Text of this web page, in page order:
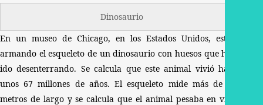
Dinosaurio
En un museo de Chicago, en los Estados Unidos, están
armando el esqueleto de un dinosaurio con huesos que han
ido desenterrando. Se calcula que este animal vivió hace
unos 67 millones de años. El esqueleto mide más de 12
metros de largo y se calcula que el animal pesaba en vida